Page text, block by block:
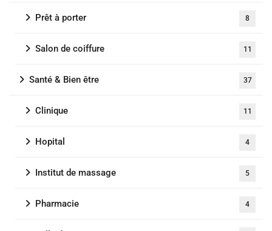
Prêt à porter 8
Salon de coiffure 11
Santé & Bien être 37
Clinique 11
Hopital 4
Institut de massage 5
Pharmacie 4